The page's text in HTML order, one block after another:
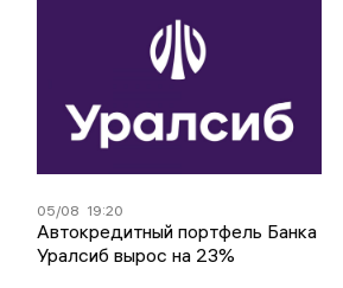
05/08 19:20
Автокредитный портфель Банка
Уралсиб вырос на 23%